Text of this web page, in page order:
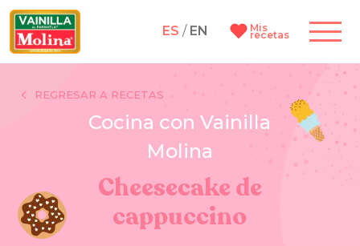
ES / EN Mis
recetas
REGRESAR A RECETAS
Cocina con Vainilla
Molina
Cheesecake de
cappuccino